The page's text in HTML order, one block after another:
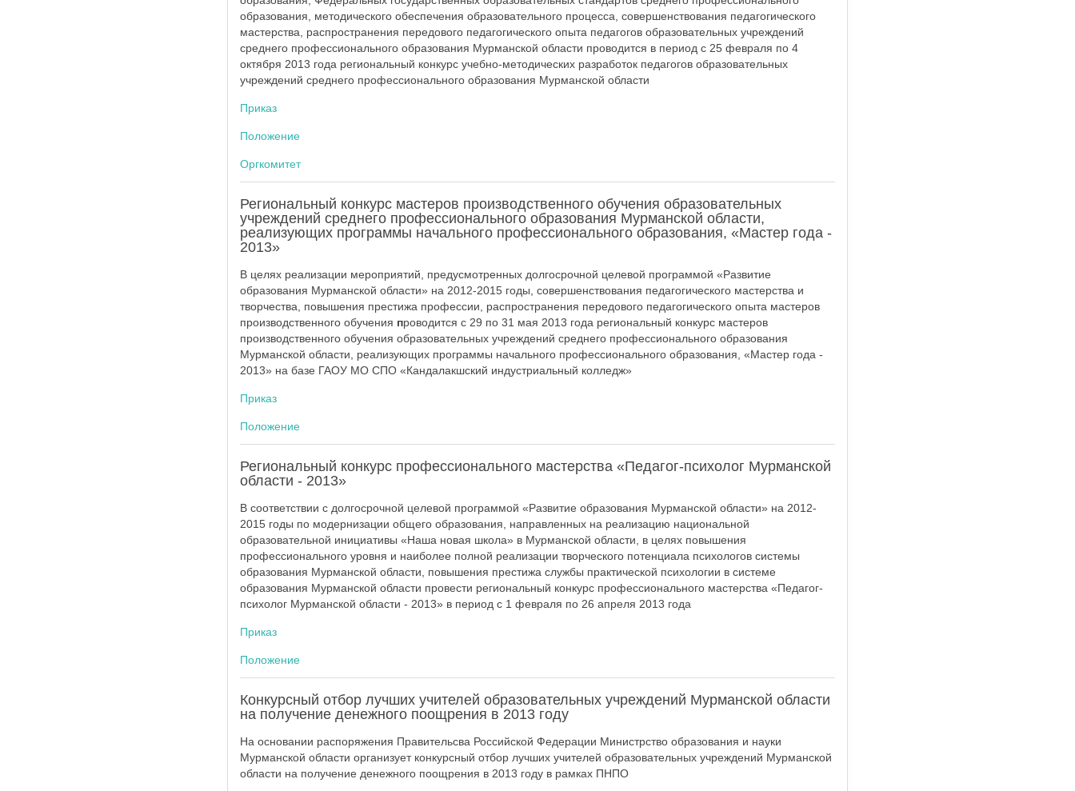
образования, методического обеспечения образовательного процесса, совершенствования педагогического
мастерства, распространения передового педагогического опыта педагогов образовательных учреждений
среднего профессионального образования Мурманской области проводится в период с 25 февраля по 4
октября 2013 года региональный конкурс учебно-методических разработок педагогов образовательных
учреждений среднего профессионального образования Мурманской области
Приказ
Положение
Оргкомитет
Региональный конкурс мастеров производственного обучения образовательных
учреждений среднего профессионального образования Мурманской области,
реализующих программы начального профессионального образования, «Мастер года -
2013»
В целях реализации мероприятий, предусмотренных долгосрочной целевой программой «Развитие
образования Мурманской области» на 2012-2015 годы, совершенствования педагогического мастерства и
творчества, повышения престижа профессии, распространения передового педагогического опыта мастеров
производственного обучения проводится с 29 по 31 мая 2013 года региональный конкурс мастеров
производственного обучения образовательных учреждений среднего профессионального образования
Мурманской области, реализующих программы начального профессионального образования, «Мастер года -
2013» на базе ГАОУ МО СПО «Кандалакшский индустриальный колледж»
Приказ
Положение
Региональный конкурс профессионального мастерства «Педагог-психолог Мурманской
области - 2013»
В соответствии с долгосрочной целевой программой «Развитие образования Мурманской области» на 2012-
2015 годы по модернизации общего образования, направленных на реализацию национальной
образовательной инициативы «Наша новая школа» в Мурманской области, в целях повышения
профессионального уровня и наиболее полной реализации творческого потенциала психологов системы
образования Мурманской области, повышения престижа службы практической психологии в системе
образования Мурманской области провести региональный конкурс профессионального мастерства «Педагог-
психолог Мурманской области - 2013» в период с 1 февраля по 26 апреля 2013 года
Приказ
Положение
Конкурсный отбор лучших учителей образовательных учреждений Мурманской области
на получение денежного поощрения в 2013 году
На основании распоряжения Правительсва Российской Федерации Министрство образования и науки
Мурманской области организует конкурсный отбор лучших учителей образовательных учреждений Мурманской
области на получение денежного поощрения в 2013 году в рамках ПНПО